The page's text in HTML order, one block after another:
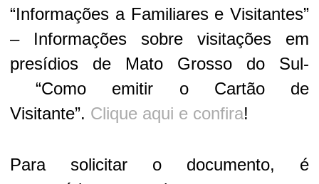
“Informações a Familiares e Visitantes”
– Informações sobre visitações em
presídios de Mato Grosso do Sul-
“Como emitir o Cartão de
Visitante”. Clique aqui e confira!
Para solicitar o documento, é